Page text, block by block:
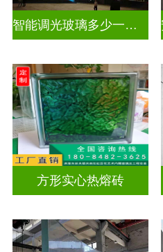
智能调光玻璃多少一平方米
方形实心热熔砖